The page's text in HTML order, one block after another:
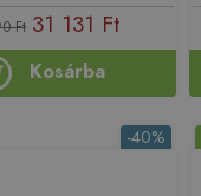
Ft 31 131 Ft
Kosárba
-40%